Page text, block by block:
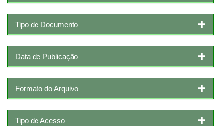
Tipo de Documento
Data de Publicação
Formato do Arquivo
Tipo de Acesso